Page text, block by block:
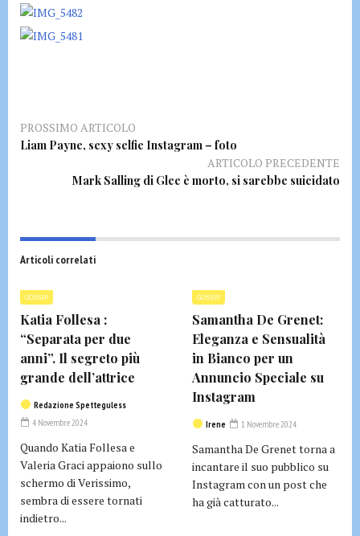
PROSSIMO ARTICOLO
Liam Payne, sexy selfie Instagram – foto
ARTICOLO PRECEDENTE
Mark Salling di Glee è morto, si sarebbe suicidato
Articoli correlati
GOSSIP
Katia Follesa :
“Separata per due
anni”. Il segreto più
grande dell’attrice
Redazione Spetteguless
4 Novembre 2024
Quando Katia Follesa e
Valeria Graci appaiono sullo
schermo di Verissimo,
sembra di essere tornati
indietro...
GOSSIP
Samantha De Grenet:
Eleganza e Sensualità
in Bianco per un
Annuncio Speciale su
Instagram
Irene 1 Novembre 2024
Samantha De Grenet torna a
incantare il suo pubblico su
Instagram con un post che
ha già catturato...